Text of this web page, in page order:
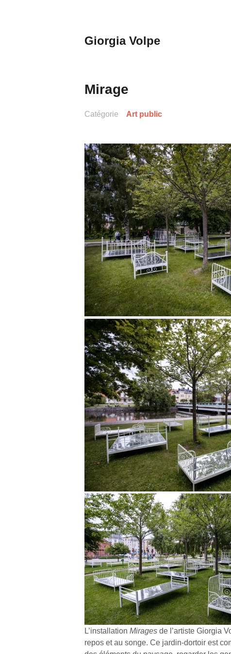
principal
Giorgia Volpe
Mirage
Catégorie Art public
L’installation Mirages de l’artiste Giorgia
repos et au songe. Ce jardin-dortoir est